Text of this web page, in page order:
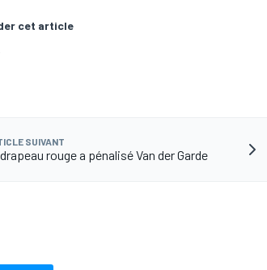
cet article
SUIVANT
rouge a pénalisé Van der Garde